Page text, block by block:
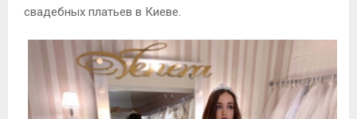
свадебных платьев в Киеве.